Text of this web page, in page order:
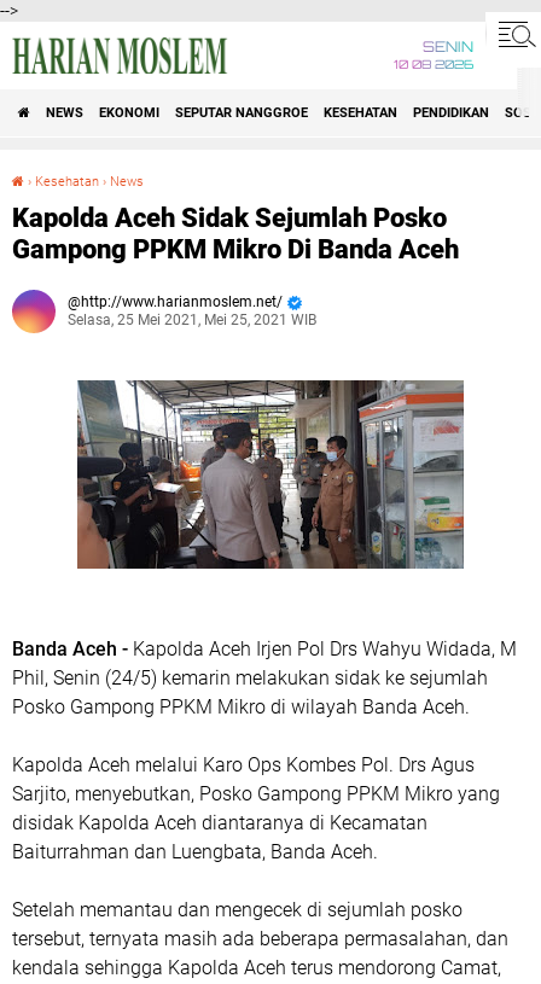
-->
SENIN
10 08 2026
NEWS EKONOMI SEPUTAR NANGGROE KESEHATAN PENDIDIKAN
› Kesehatan › News
Kapolda Aceh Sidak Sejumlah Posko
Gampong PPKM Mikro Di Banda Aceh
http://www.harianmoslem.net/
Selasa, 25 Mei 2021, Mei 25, 2021 WIB
Banda Aceh - Kapolda Aceh Irjen Pol Drs Wahyu Widada, M
Phil, Senin (24/5) kemarin melakukan sidak ke sejumlah
Posko Gampong PPKM Mikro di wilayah Banda Aceh.
Kapolda Aceh melalui Karo Ops Kombes Pol. Drs Agus
Sarjito, menyebutkan, Posko Gampong PPKM Mikro yang
disidak Kapolda Aceh diantaranya di Kecamatan
Baiturrahman dan Luengbata, Banda Aceh.
Setelah memantau dan mengecek di sejumlah posko
tersebut, ternyata masih ada beberapa permasalahan, dan
kendala sehingga Kapolda Aceh terus mendorong Camat,